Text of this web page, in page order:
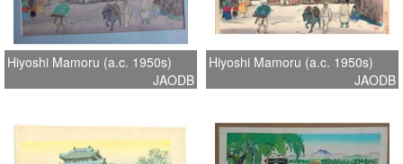
Hiyoshi Mamoru (a.c. 1950s)
JAODB
Hiyoshi Mamoru (a.c. 1950s)
JAODB